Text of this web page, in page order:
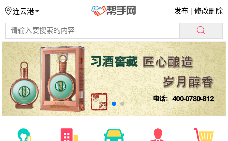
连云港 发布 |修改删除